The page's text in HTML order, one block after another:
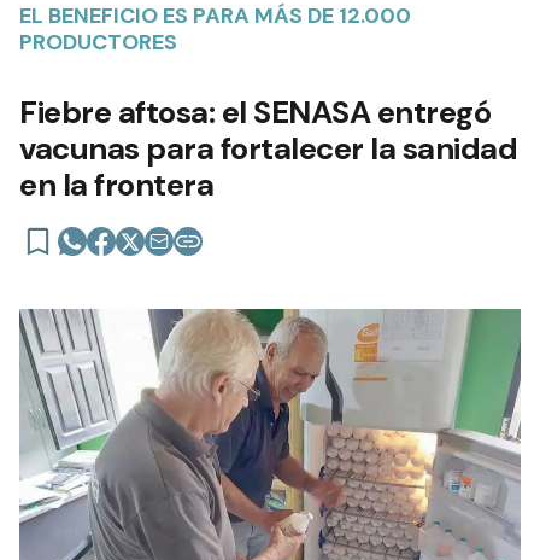
EL BENEFICIO ES PARA MÁS DE 12.000
PRODUCTORES
Fiebre aftosa: el SENASA entregó
vacunas para fortalecer la sanidad
en la frontera